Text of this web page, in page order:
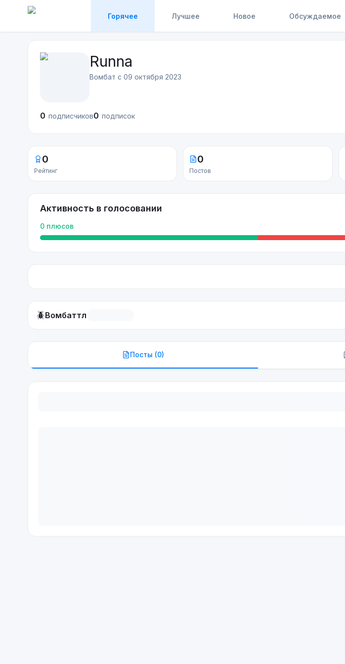
Горячее Лучшее Новое Обсуждаемое
Runna
Вомбат с 09 октября 2023
0 подписчиков0 подписок
0
Рейтинг
0
Постов
Активность в голосовании
0 плюсов
🪲Вомбаттл
Посты (0)